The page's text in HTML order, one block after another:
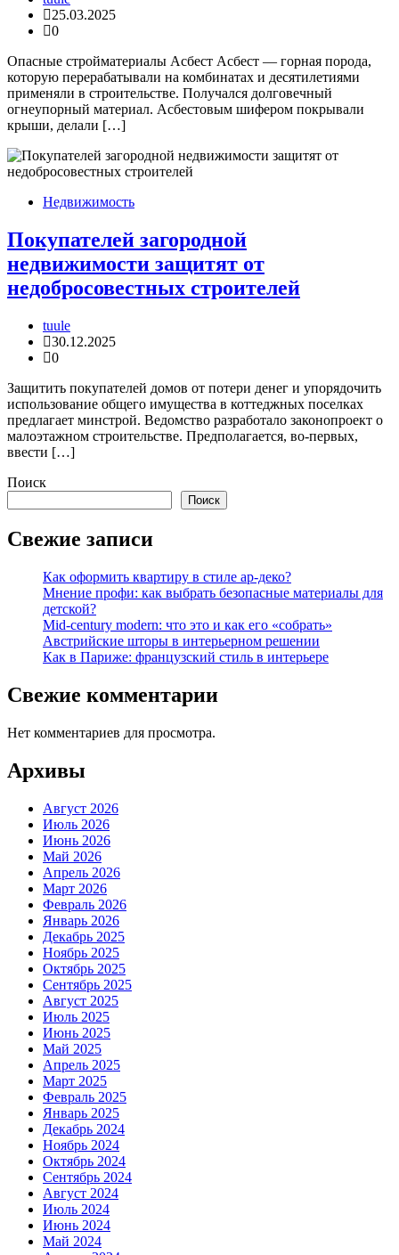
25.03.2025
0
Опасные стройматериалы Асбест Асбест — горная порода,
которую перерабатывали на комбинатах и десятилетиями
применяли в строительстве. Получался долговечный
огнеупорный материал. Асбестовым шифером покрывали
крыши, делали […]
Недвижимость
Покупателей загородной
недвижимости защитят от
недобросовестных строителей
tuule
30.12.2025
0
Защитить покупателей домов от потери денег и упорядочить
использование общего имущества в коттеджных поселках
предлагает минстрой. Ведомство разработало законопроект о
малоэтажном строительстве. Предполагается, во-первых,
ввести […]
Поиск
Поиск
Свежие записи
Как оформить квартиру в стиле ар-деко?
Мнение профи: как выбрать безопасные материалы для
детской?
Mid-century modern: что это и как его «собрать»
Австрийские шторы в интерьерном решении
Как в Париже: французский стиль в интерьере
Свежие комментарии
Нет комментариев для просмотра.
Архивы
Август 2026
Июль 2026
Июнь 2026
Май 2026
Апрель 2026
Март 2026
Февраль 2026
Январь 2026
Декабрь 2025
Ноябрь 2025
Октябрь 2025
Сентябрь 2025
Август 2025
Июль 2025
Июнь 2025
Май 2025
Апрель 2025
Март 2025
Февраль 2025
Январь 2025
Декабрь 2024
Ноябрь 2024
Октябрь 2024
Сентябрь 2024
Август 2024
Июль 2024
Июнь 2024
Май 2024